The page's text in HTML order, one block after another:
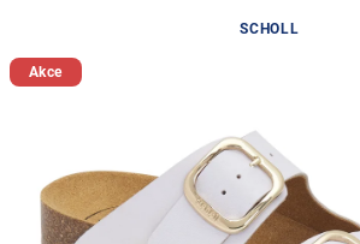
SCHOLL
Akce